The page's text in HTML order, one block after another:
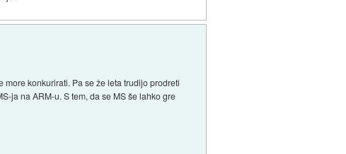
konkurirati. Pa se že leta trudijo prodreti
ja na ARM-u. S tem, da se MS še lahko gre